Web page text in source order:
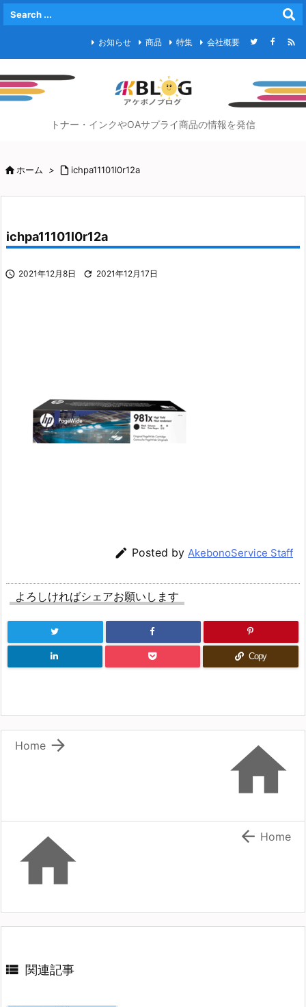
お知らせ 商品 特集 会社概要 
トナー・インクやOAサプライ商品の情報を発信
ホーム >  ichpa11101l0r12a
ichpa11101l0r12a
 2021年12月8日  2021年12月17日
 Posted by AkebonoService Staff
よろしければシェアお願いします
Copy


Home
  Home
 関連記事